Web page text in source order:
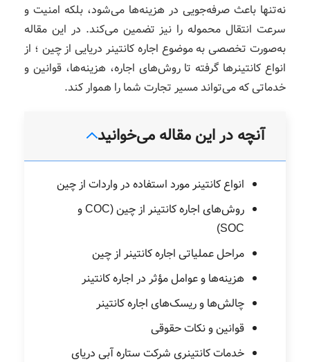
نه‌تنها باعث صرفه‌جویی در هزینه‌ها می‌شود، بلکه امنیت و
سرعت انتقال محموله را نیز تضمین می‌کند. در این مقاله
به‌صورت تخصصی به موضوع اجاره کانتینر دریایی از چین ؛ از
انواع کانتینرها گرفته تا روش‌های اجاره، هزینه‌ها، قوانین و
خدماتی که می‌تواند مسیر تجارت شما را هموار کند.
آنچه در این مقاله می‌خوانید
انواع کانتینر مورد استفاده در واردات از چین
روش‌های اجاره کانتینر از چین (COC و
SOC)
مراحل عملیاتی اجاره کانتینر از چین
هزینه‌ها و عوامل مؤثر در اجاره کانتینر
چالش‌ها و ریسک‌های اجاره کانتینر
قوانین و نکات حقوقی
خدمات کانتینری شرکت ستاره آبی دریای